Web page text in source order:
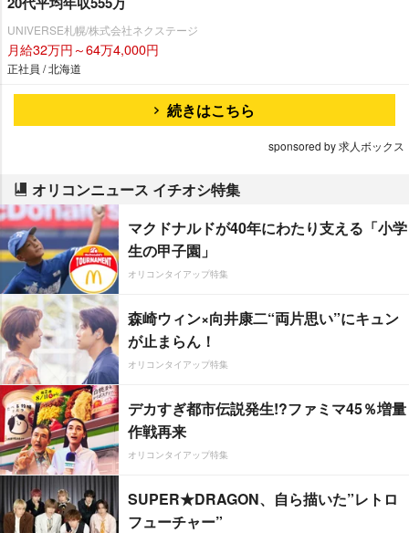
UNIVERSE札幌/株式会社ネクステージ
月給32万円～64万4,000円
正社員 / 北海道
続きはこちら
sponsored by 求人ボックス
オリコンニュース イチオシ特集
マクドナルドが40年にわたり支える「小学
生の甲子園」
オリコンタイアップ特集
森崎ウィン×向井康二“両片思い”にキュン
が止まらん！
オリコンタイアップ特集
デカすぎ都市伝説発生!?ファミマ45％増量
作戦再来
オリコンタイアップ特集
SUPER★DRAGON、自ら描いた”レトロ
フューチャー”